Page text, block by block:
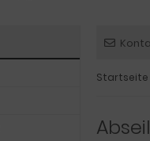
Startseite